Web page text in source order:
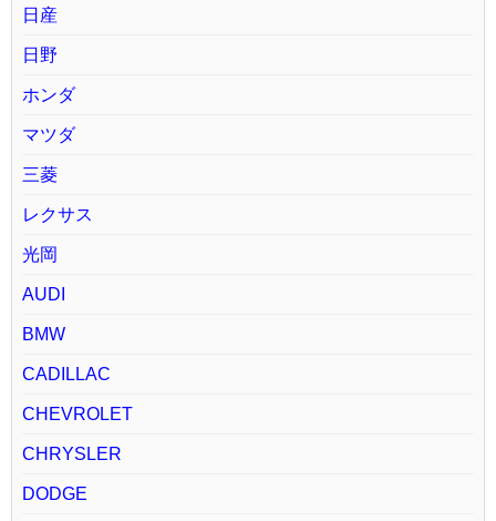
日産
日野
ホンダ
マツダ
三菱
レクサス
光岡
AUDI
BMW
CADILLAC
CHEVROLET
CHRYSLER
DODGE